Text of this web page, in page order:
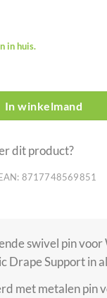
in huis.
swivel pin
In winkelmand
dit product?
8717748569851
swivel pin voor
Drape Support in
met metalen pin